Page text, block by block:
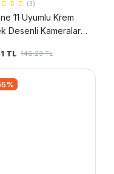
(3)
11 Uyumlu Krem
Desenli Kameralar
TL 146.23 TL